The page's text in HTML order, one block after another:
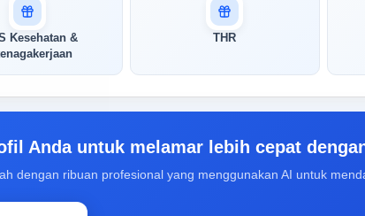
AI Anda
menganalisis profil Anda dan
seberapa cocok keahlian
Anda dengan peran ini
Saya
Kesehatan &
THR
Anda untuk melamar lebih cepat
dengan ribuan profesional yang menggunakan AI untuk